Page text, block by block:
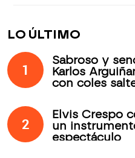
LO ÚLTIMO
1
Sabroso y
Karlos
con coles
2
Elvis Crespo
un
espectáculo